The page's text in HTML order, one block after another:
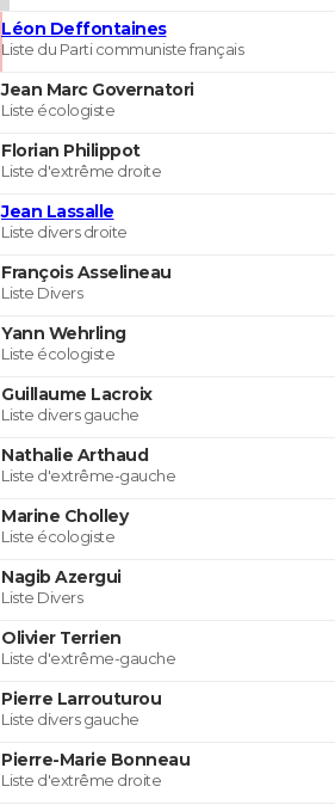
Léon Deffontaines
Liste du Parti communiste français
Jean Marc Governatori
Liste écologiste
Florian Philippot
Liste d'extrême droite
Jean Lassalle
Liste divers droite
François Asselineau
Liste Divers
Yann Wehrling
Liste écologiste
Guillaume Lacroix
Liste divers gauche
Nathalie Arthaud
Liste d'extrême-gauche
Marine Cholley
Liste écologiste
Nagib Azergui
Liste Divers
Olivier Terrien
Liste d'extrême-gauche
Pierre Larrouturou
Liste divers gauche
Pierre-Marie Bonneau
Liste d'extrême droite